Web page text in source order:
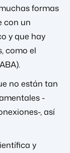
formas
con un
y que hay
como el
no están tan
-
, así
y